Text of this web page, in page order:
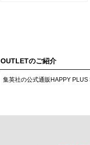
OUTLETのご紹介
集英社の公式通販HAPPY